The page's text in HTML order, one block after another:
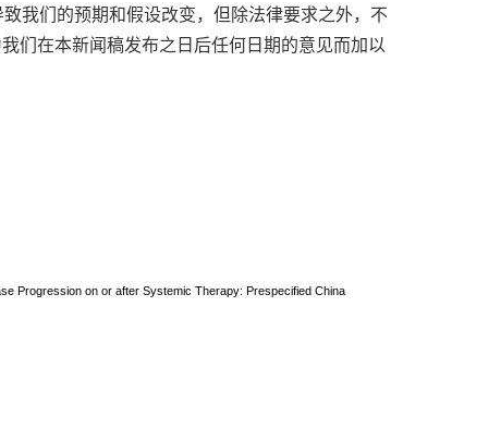
我们的预期和假设改变，但除法律要求之外，不
们在本新闻稿发布之日后任何日期的意见而加以
Progression on or after Systemic Therapy: Prespecified China